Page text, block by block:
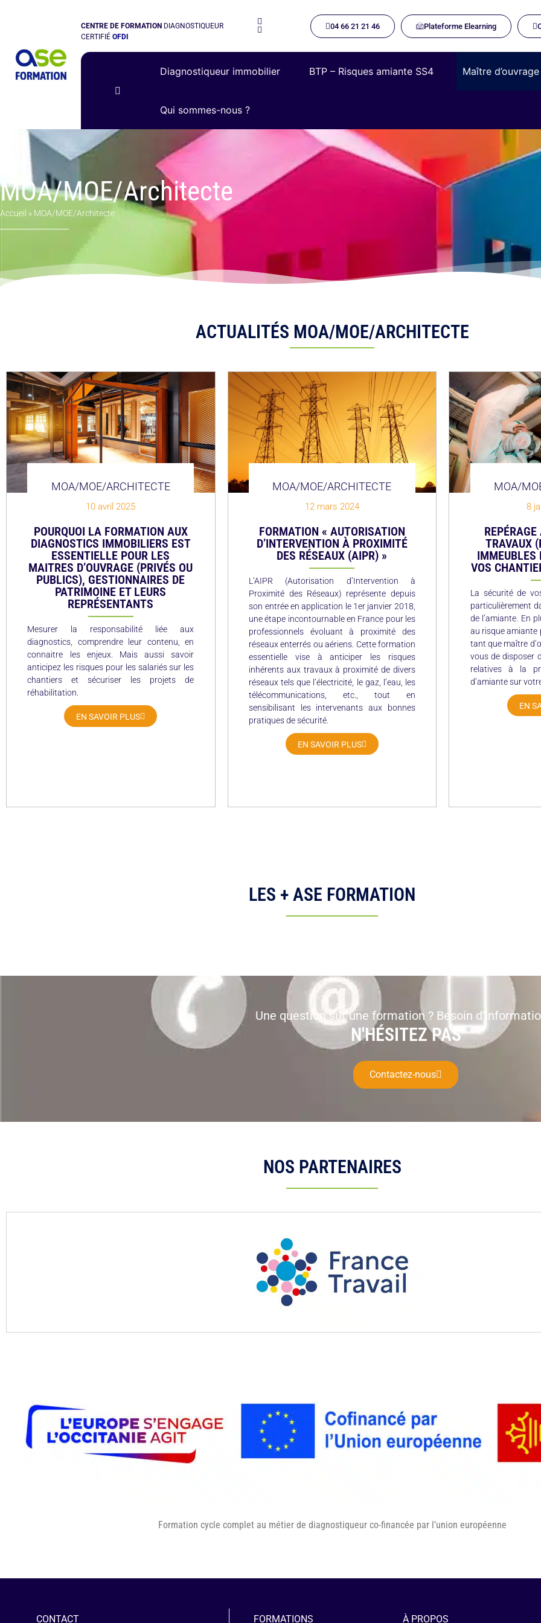
CENTRE DE FORMATION DIAGNOSTIQUEUR
CERTIFIÉOFDI
04 66 21 21 46 Plateforme Elearning​
Diagnostiqueur immobilier BTP – Risques amiante SS4 Maître
Qui sommes-nous ?
MOA/MOE/Architecte
Accueil » MOA/MOE/Architecte
ACTUALITÉS MOA/MOE/ARCHITECTE
MOA/MOE/ARCHITECTE
10 avril 2025
POURQUOI LA FORMATION AUX
DIAGNOSTICS IMMOBILIERS EST
ESSENTIELLE POUR LES
MAITRES D’OUVRAGE (PRIVÉS OU
PUBLICS), GESTIONNAIRES DE
PATRIMOINE ET LEURS
REPRÉSENTANTS
Mesurer la responsabilité liée aux
diagnostics, comprendre leur contenu, en
connaitre les enjeux. Mais aussi savoir
anticipez les risques pour les salariés sur les
chantiers et sécuriser les projets de
réhabilitation.
EN SAVOIR PLUS
MOA/MOE/ARCHITECTE
12 mars 2024
FORMATION « AUTORISATION
D’INTERVENTION À PROXIMITÉ
DES RÉSEAUX (AIPR) »​
L’AIPR (Autorisation d’Intervention à
Proximité des Réseaux) représente depuis
son entrée en application le 1er janvier 2018,
une étape incontournable en France pour les
professionnels évoluant à proximité des
réseaux enterrés ou aériens. Cette formation
essentielle vise à anticiper les risques
inhérents aux travaux à proximité de divers
réseaux tels que l’électricité, le gaz, l’eau, les
télécommunications, etc., tout en
sensibilisant les intervenants aux bonnes
pratiques de sécurité.
EN SAVOIR PLUS
MOA/
8
TRAVAUX
IMMEUBLES
VOS
La sécurité de
particulièrement
de l’amiante. En
au risque amiante
tant que maître
vous de disposer
relatives à la
d’amiante sur
EN
LES + ASE FORMATION
Une question sur une formation ? Besoin
N'HÉSITEZ PAS
Contactez-nous
NOS PARTENAIRES
Formation cycle complet au métier de diagnostiqueur co-financée par l’union européenne
CONTACT FORMATIONS À PROPOS